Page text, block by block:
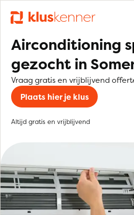
Airconditioning
gezocht in
Vraag gratis en vrijblijvend
Plaats hier je klus
Altijd gratis en vrijblijvend